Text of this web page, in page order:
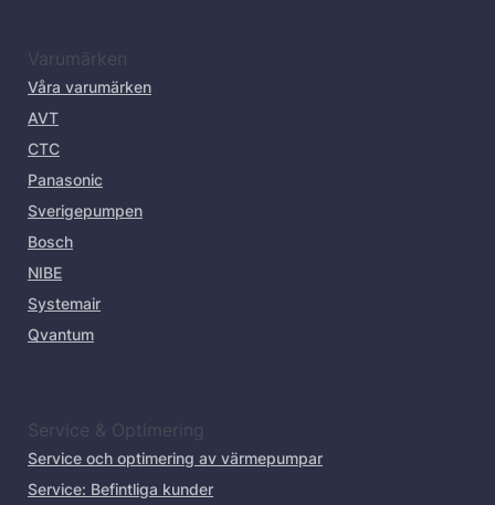
Varumärken
Våra varumärken
AVT
CTC
Panasonic
Sverigepumpen
Bosch
NIBE
Systemair
Qvantum
Service & Optimering
Service och optimering av värmepumpar
Service: Befintliga kunder